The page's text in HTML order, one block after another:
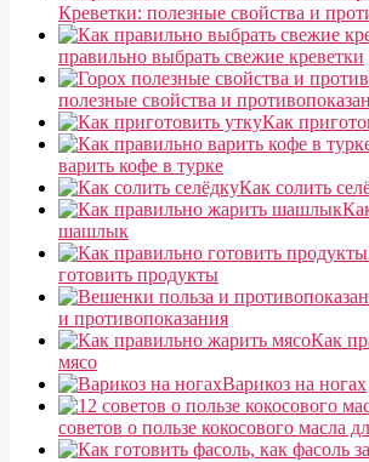
Креветки: полезные свойства и
правильно выбрать свежие креветки
полезные свойства и
Как
варить кофе в турке
Как солить
шашлык
готовить продукты
и противопоказания
Как
мясо
Варикоз на ногах
советов о пользе кокосового масла